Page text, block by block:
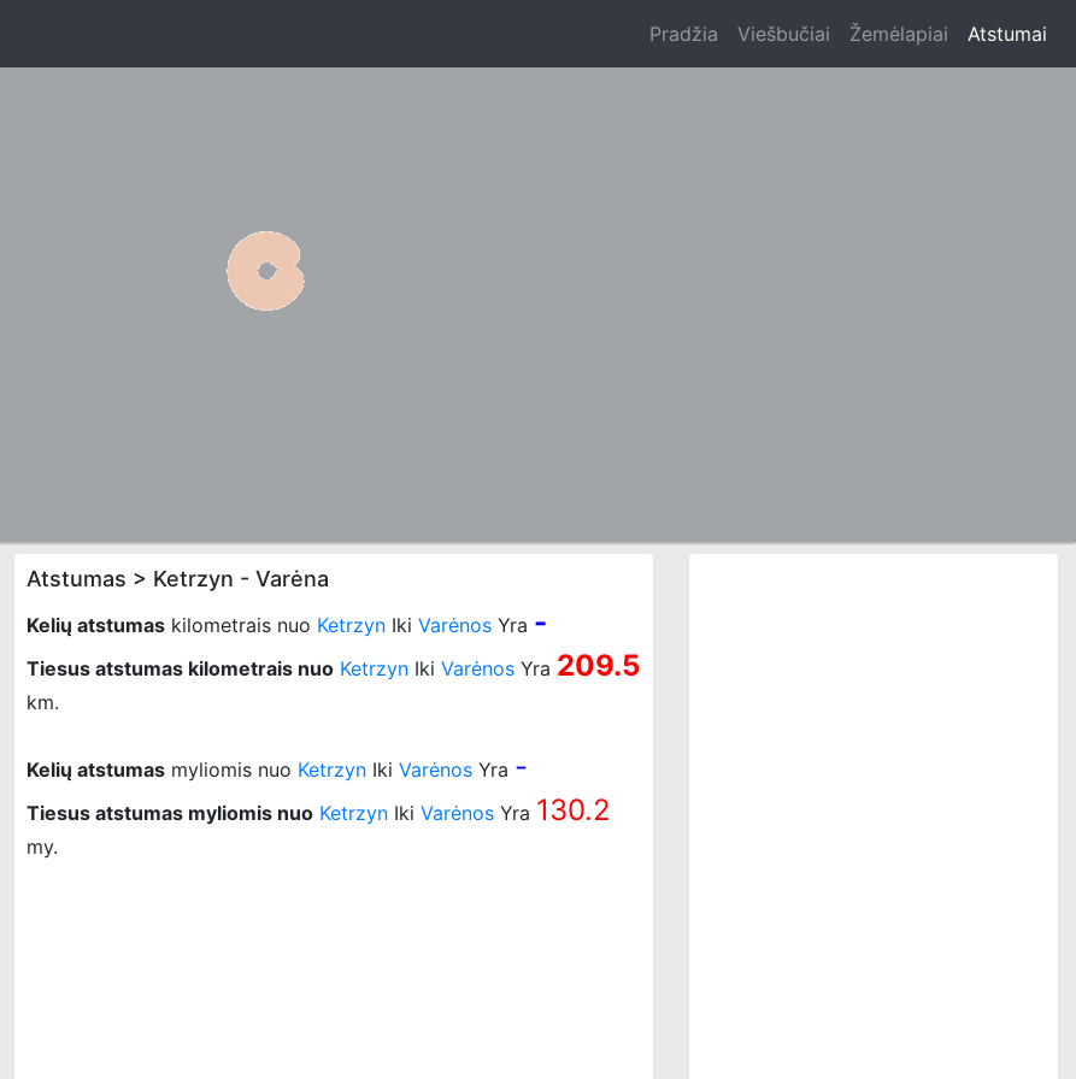
Pradžia Viešbučiai Žemėlapiai Atstumai
Atstumas > Ketrzyn - Varėna
Kelių atstumas kilometrais nuo Ketrzyn Iki Varėnos Yra -
Tiesus atstumas kilometrais nuo Ketrzyn Iki Varėnos Yra 209.5
km.
Kelių atstumas myliomis nuo Ketrzyn Iki Varėnos Yra -
Tiesus atstumas myliomis nuo Ketrzyn Iki Varėnos Yra 130.2
my.